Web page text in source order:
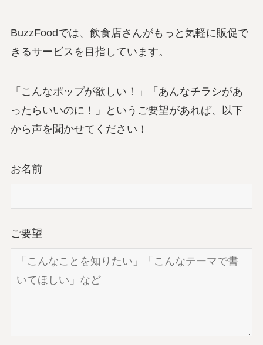
BuzzFoodでは、飲食店さんがもっと気軽に販促で
きるサービスを目指しています。
「こんなポップが欲しい！」「あんなチラシがあ
ったらいいのに！」というご要望があれば、以下
から声を聞かせてください！
お名前
ご要望